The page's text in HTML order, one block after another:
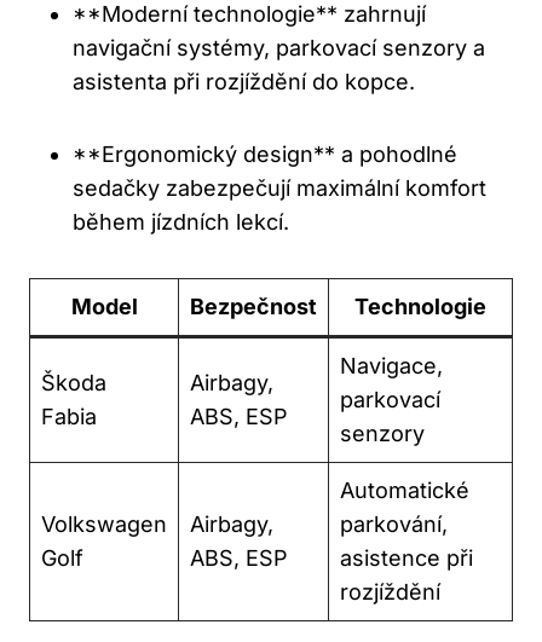
**Moderní technologie** zahrnují
navigační systémy, parkovací senzory a
asistenta při rozjíždění do kopce.
**Ergonomický design** a pohodlné
sedačky zabezpečují maximální komfort
během jízdních lekcí.
Model Bezpečnost Technologie
Škoda
Fabia
Airbagy,
ABS, ESP
Navigace,
parkovací
senzory
Volkswagen
Golf
Airbagy,
ABS, ESP
Automatické
parkování,
asistence při
rozjíždění